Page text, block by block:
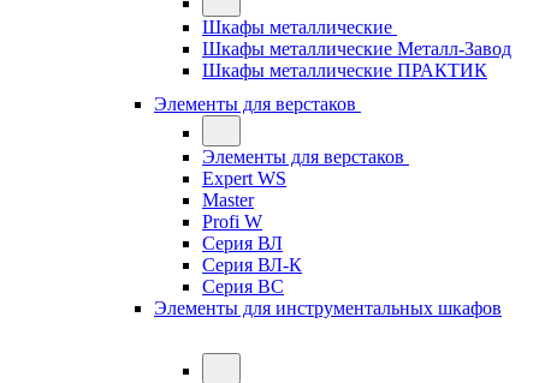
Шкафы металлические
Шкафы металлические Металл-Завод
Шкафы металлические ПРАКТИК
Элементы для верстаков
Элементы для верстаков
Expert WS
Master
Profi W
Серия ВЛ
Серия ВЛ-К
Серия ВС
Элементы для инструментальных шкафов